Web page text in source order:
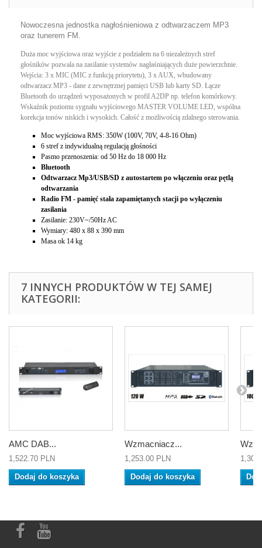
Nowoczesna jednostka nagłośnieniowa z odtwarzaczem MP3
oraz tunerem FM.
Duża moc wyjściowa oraz wyjście z podziałem na 6 niezależnych stref
głośników pozwala na zasilanie systemów nagłaśniających duże powierzchnie.
Wejścia: 3 x MIC (MIC z funkcją priorytetu), 3 x AUX, wbudowany
odtwarzacz MP3 - dane z zewnętrznej pamięci USB lub karty SD. Łącze
Bluetooth do urządzeń wyposażonych w profil A2DP np. telefon komórkowy.
Wskaźnik poziomu sygnału wyjściowego MASTER VOLUME LED, wspólna
korekcja tonów niskich i wysokich. Całość z możliwością zdalnego sterowania.
Moc wyjściowa RMS: 350W (100V, 70V, 4-8-16 Ohm)
6 stref z indywidualną regulacją głośności
Pasmo przenoszenia: od 50 Hz do 18 000 Hz
Bluetooth
Odtwarzacz Mp3/USB/SD z autostartem po włączeniu oraz pętlą
odtwarzania
Radio FM - pamięć stała zapamiętanych stacji po wyłączeniu
zasilania
Zasilanie: 230V~/50Hz AC
Wymiary: 480 x 88 x 390 mm
Masa ok 14 kg
7 INNYCH PRODUKTÓW W TEJ SAMEJ
KATEGORII:
AMC DAB...
1,522.70 PLN
Dodaj do koszyka
Wzmacniacz...
1,253.00 PLN
Dodaj do koszyka